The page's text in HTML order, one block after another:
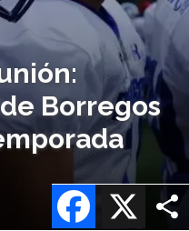
Borregos
X
Facebook